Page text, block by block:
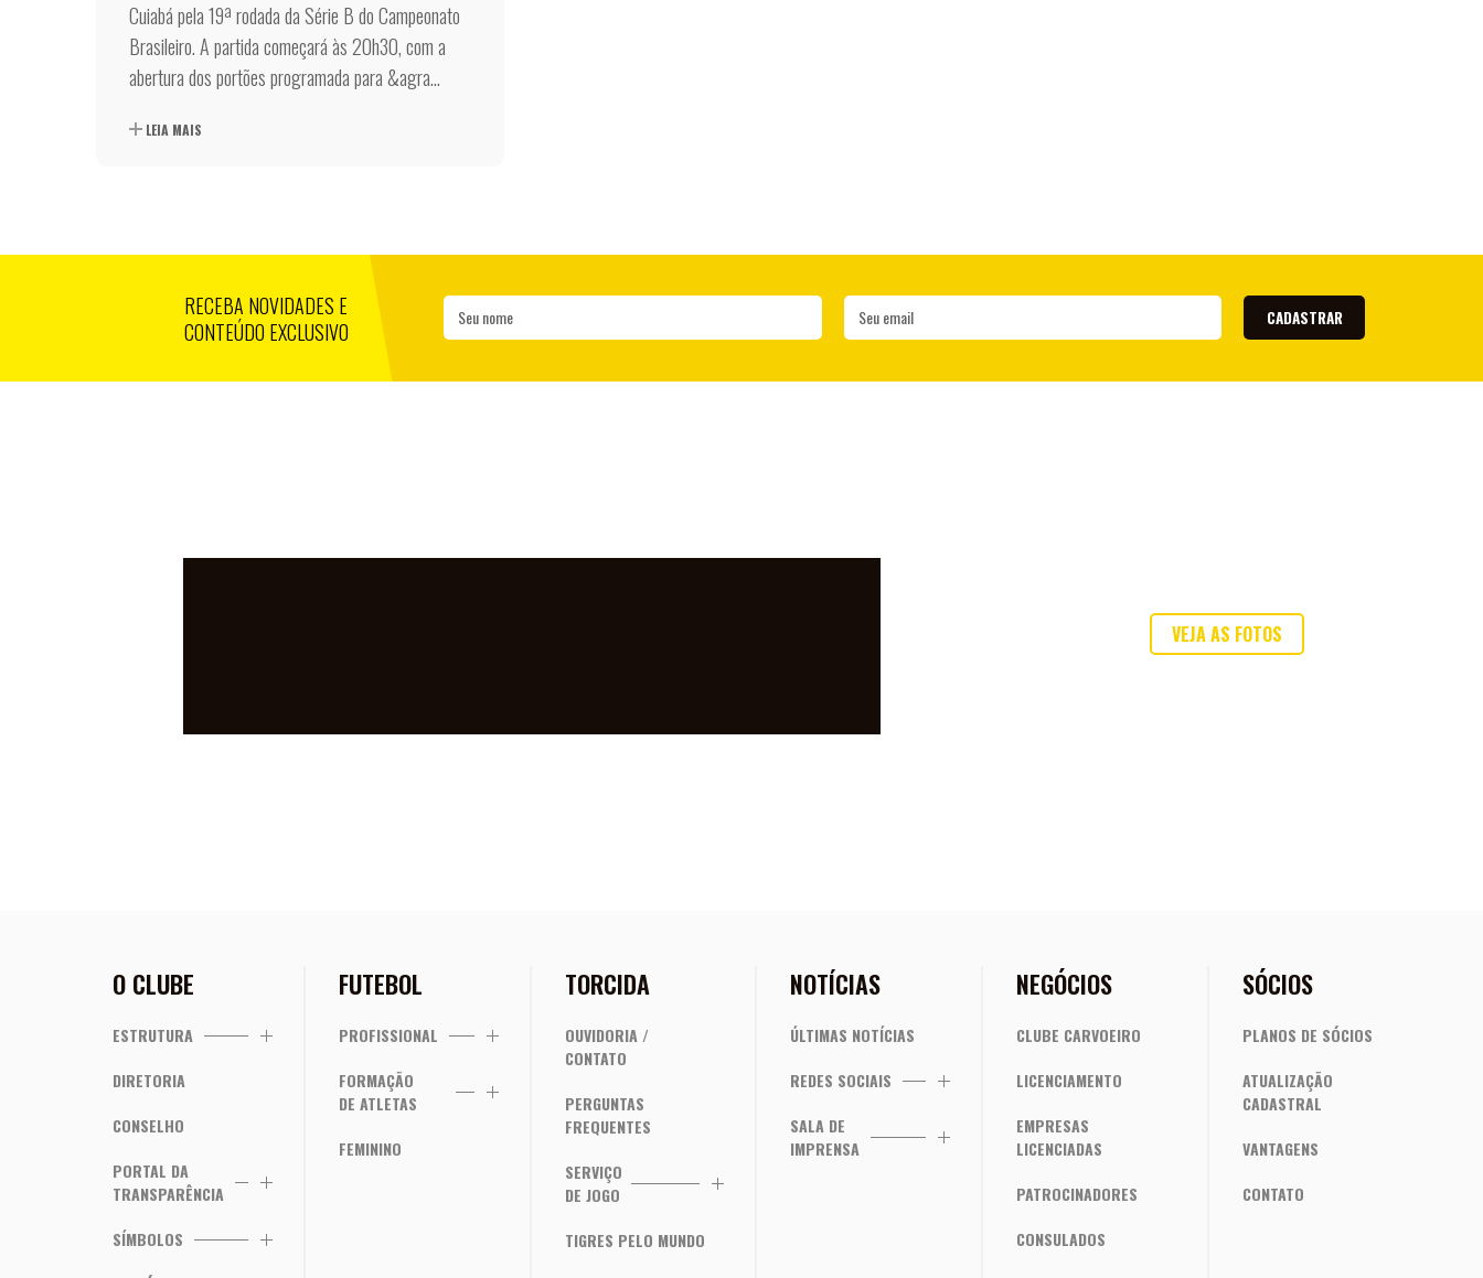
Cuiabá pela 19ª rodada da Série B do Campeonato
Brasileiro. A partida começará às 20h30, com a
abertura dos portões programada para &agra...
LEIA MAIS
RECEBA NOVIDADES E
CONTEÚDO EXCLUSIVO
Seu nome Seu email CADASTRAR
VEJA AS FOTOS
O CLUBE
ESTRUTURA
DIRETORIA
CONSELHO
PORTAL DA
TRANSPARÊNCIA
SÍMBOLOS
FUTEBOL
PROFISSIONAL
FORMAÇÃO
DE ATLETAS
FEMININO
TORCIDA
OUVIDORIA /
CONTATO
PERGUNTAS
FREQUENTES
SERVIÇO
DE JOGO
TIGRES PELO MUNDO
NOTÍCIAS
ÚLTIMAS NOTÍCIAS
REDES SOCIAIS
SALA DE
IMPRENSA
NEGÓCIOS
CLUBE CARVOEIRO
LICENCIAMENTO
EMPRESAS
LICENCIADAS
PATROCINADORES
CONSULADOS
SÓCIOS
PLANOS DE SÓCIOS
ATUALIZAÇÃO
CADASTRAL
VANTAGENS
CONTATO